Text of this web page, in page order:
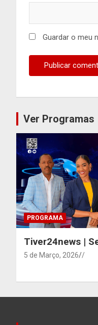
Guardar o meu
Ver Programas
PROGRAMA
Tiver24news |
5 de Março, 2026 /